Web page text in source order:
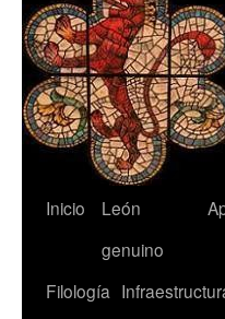
Saltar
contenido
Inicio
León
genuino
Filología